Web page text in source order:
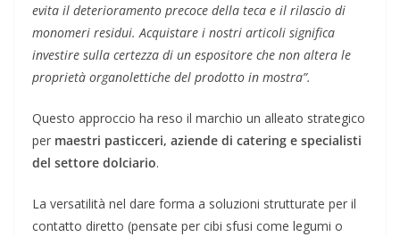
evita il deterioramento precoce della teca e il rilascio di
monomeri residui. Acquistare i nostri articoli significa
investire sulla certezza di un espositore che non altera le
proprietà organolettiche del prodotto in mostra”.
Questo approccio ha reso il marchio un alleato strategico
per maestri pasticceri, aziende di catering e specialisti
del settore dolciario.
La versatilità nel dare forma a soluzioni strutturate per il
contatto diretto (pensate per cibi sfusi come legumi o